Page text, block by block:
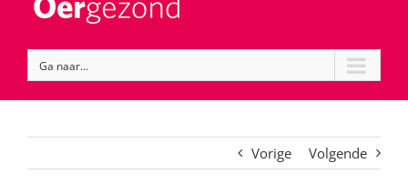
Ga naar...
Vorige Volgende